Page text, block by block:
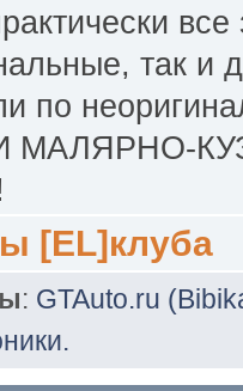
все
так и
по
МАЛЯРНО-
[EL]клуба
: GTAuto.ru